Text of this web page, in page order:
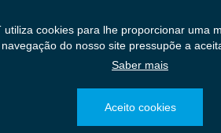
utiliza cookies para lhe proporcionar uma
do nosso site pressupõe a
Saber mais
Aceito cookies